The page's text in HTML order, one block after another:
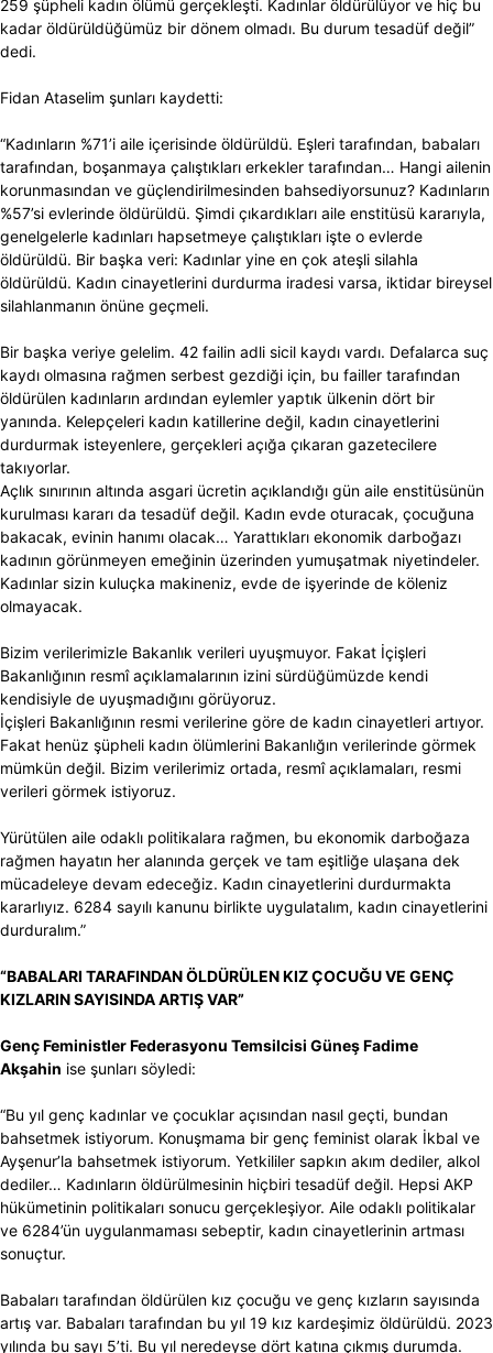
259 şüpheli kadın ölümü gerçekleşti. Kadınlar öldürülüyor ve hiç bu
kadar öldürüldüğümüz bir dönem olmadı. Bu durum tesadüf değil”
dedi.
Fidan Ataselim şunları kaydetti:
“Kadınların %71’i aile içerisinde öldürüldü. Eşleri tarafından, babaları
tarafından, boşanmaya çalıştıkları erkekler tarafından… Hangi ailenin
korunmasından ve güçlendirilmesinden bahsediyorsunuz? Kadınların
%57’si evlerinde öldürüldü. Şimdi çıkardıkları aile enstitüsü kararıyla,
genelgelerle kadınları hapsetmeye çalıştıkları işte o evlerde
öldürüldü. Bir başka veri: Kadınlar yine en çok ateşli silahla
öldürüldü. Kadın cinayetlerini durdurma iradesi varsa, iktidar bireysel
silahlanmanın önüne geçmeli.
Bir başka veriye gelelim. 42 failin adli sicil kaydı vardı. Defalarca suç
kaydı olmasına rağmen serbest gezdiği için, bu failler tarafından
öldürülen kadınların ardından eylemler yaptık ülkenin dört bir
yanında. Kelepçeleri kadın katillerine değil, kadın cinayetlerini
durdurmak isteyenlere, gerçekleri açığa çıkaran gazetecilere
takıyorlar.
Açlık sınırının altında asgari ücretin açıklandığı gün aile enstitüsünün
kurulması kararı da tesadüf değil. Kadın evde oturacak, çocuğuna
bakacak, evinin hanımı olacak… Yarattıkları ekonomik darboğazı
kadının görünmeyen emeğinin üzerinden yumuşatmak niyetindeler.
Kadınlar sizin kuluçka makineniz, evde de işyerinde de köleniz
olmayacak.
Bizim verilerimizle Bakanlık verileri uyuşmuyor. Fakat İçişleri
Bakanlığının resmî açıklamalarının izini sürdüğümüzde kendi
kendisiyle de uyuşmadığını görüyoruz.
İçişleri Bakanlığının resmi verilerine göre de kadın cinayetleri artıyor.
Fakat henüz şüpheli kadın ölümlerini Bakanlığın verilerinde görmek
mümkün değil. Bizim verilerimiz ortada, resmî açıklamaları, resmi
verileri görmek istiyoruz.
Yürütülen aile odaklı politikalara rağmen, bu ekonomik darboğaza
rağmen hayatın her alanında gerçek ve tam eşitliğe ulaşana dek
mücadeleye devam edeceğiz. Kadın cinayetlerini durdurmakta
kararlıyız. 6284 sayılı kanunu birlikte uygulatalım, kadın cinayetlerini
durduralım.”
“BABALARI TARAFINDAN ÖLDÜRÜLEN KIZ ÇOCUĞU VE GENÇ
KIZLARIN SAYISINDA ARTIŞ VAR”
Genç Feministler Federasyonu Temsilcisi Güneş Fadime
Akşahin ise şunları söyledi:
“Bu yıl genç kadınlar ve çocuklar açısından nasıl geçti, bundan
bahsetmek istiyorum. Konuşmama bir genç feminist olarak İkbal ve
Ayşenur’la bahsetmek istiyorum. Yetkililer sapkın akım dediler, alkol
dediler… Kadınların öldürülmesinin hiçbiri tesadüf değil. Hepsi AKP
hükümetinin politikaları sonucu gerçekleşiyor. Aile odaklı politikalar
ve 6284’ün uygulanmaması sebeptir, kadın cinayetlerinin artması
sonuçtur.
Babaları tarafından öldürülen kız çocuğu ve genç kızların sayısında
artış var. Babaları tarafından bu yıl 19 kız kardeşimiz öldürüldü. 2023
yılında bu sayı 5’ti. Bu yıl neredeyse dört katına çıkmış durumda.